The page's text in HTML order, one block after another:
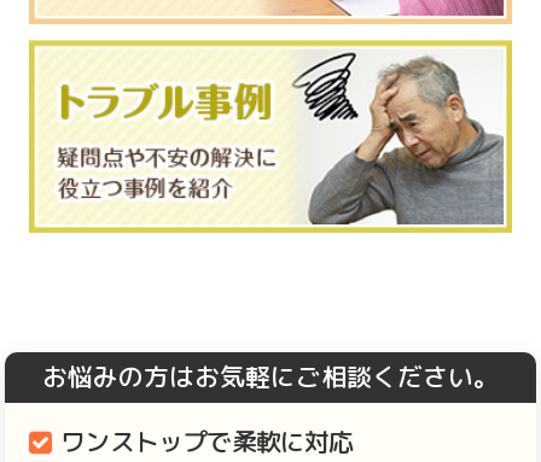
お悩みの方はお気軽にご相談ください。
ワンストップで柔軟に対応